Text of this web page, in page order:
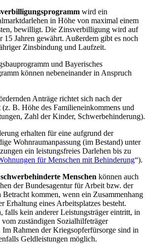
wird ein
in Höhe von maximal einem
bewilligt. Die Zinsverbilligung wird auf
15 Jahren gewährt. Außerdem gibt es noch
Zinsbindung und Laufzeit.
und Bayerisches
können nebeneinander in Anspruch
Anträge richtet sich nach der
B. Höhe des Familieneinkommens und
Zahl der Kinder, Schwerbehinderung).
erhalten für eine aufgrund der
Wohnraumanpassung (im Bestand) unter
ein leistungsfreies Darlehen bis zu
für Menschen mit Behinderung“).
Menschen können auch
der Bundesagentur für Arbeit bzw. der
kommen, wenn ein Zusammenhang
Erhaltung eines Arbeitsplatzes besteht.
falls kein anderer Leistungsträger eintritt, in
zuständigen Sozialhilfeträger
Rahmen der Kriegsopferfürsorge sind in
Geldleistungen möglich.